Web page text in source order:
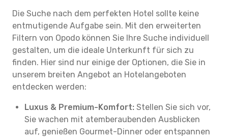
Die Suche nach dem perfekten Hotel sollte keine
entmutigende Aufgabe sein. Mit den erweiterten
Filtern von Opodo können Sie Ihre Suche individuell
gestalten, um die ideale Unterkunft für sich zu
finden. Hier sind nur einige der Optionen, die Sie in
unserem breiten Angebot an Hotelangeboten
entdecken werden:
Luxus & Premium-Komfort: Stellen Sie sich vor,
Sie wachen mit atemberaubenden Ausblicken
auf, genießen Gourmet-Dinner oder entspannen